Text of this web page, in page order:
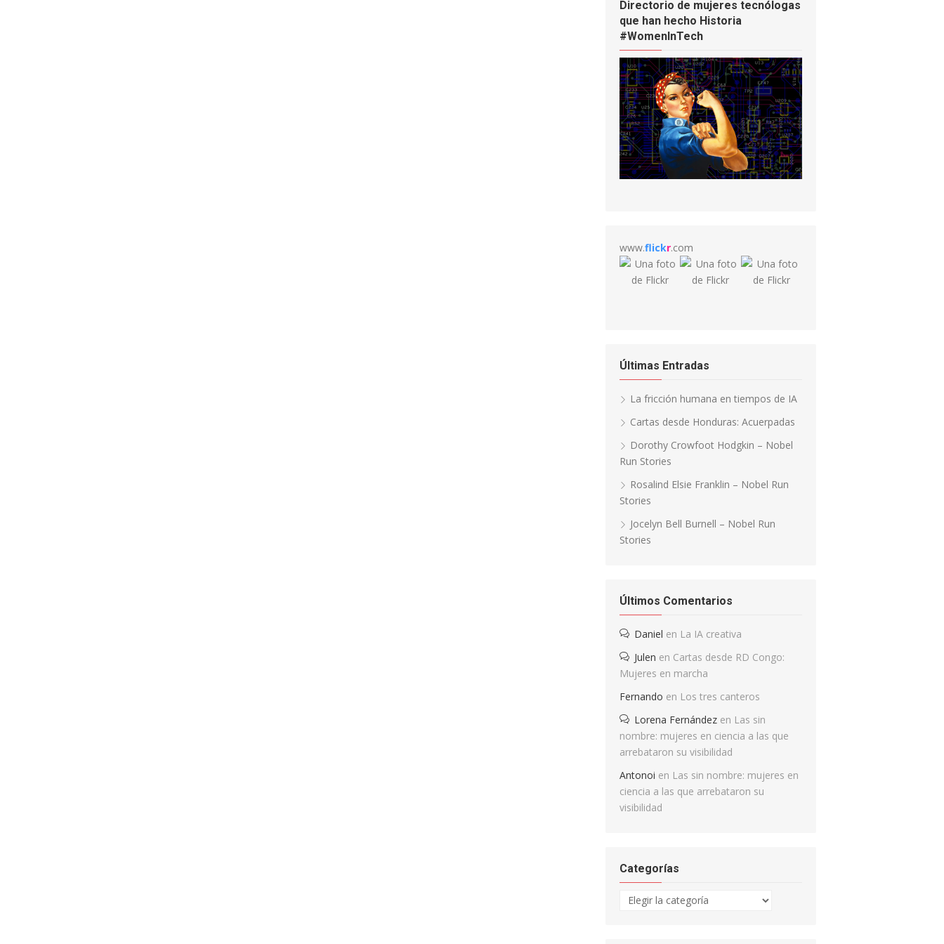
Directorio de mujeres tecnólogas
que han hecho Historia
#WomenInTech
www.flickr.com
Últimas Entradas
La fricción humana en tiempos de IA
Cartas desde Honduras: Acuerpadas
Dorothy Crowfoot Hodgkin – Nobel
Run Stories
Rosalind Elsie Franklin – Nobel Run
Stories
Jocelyn Bell Burnell – Nobel Run
Stories
Últimos Comentarios
Daniel en La IA creativa
Julen en Cartas desde RD Congo:
Mujeres en marcha
Fernando en Los tres canteros
Lorena Fernández en Las sin
nombre: mujeres en ciencia a las que
arrebataron su visibilidad
Antonoi en Las sin nombre: mujeres en
ciencia a las que arrebataron su
visibilidad
Categorías
Categorías